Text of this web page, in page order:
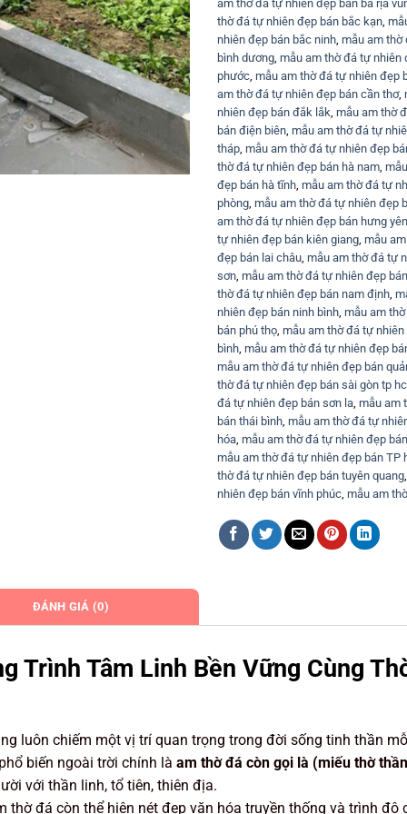
am thờ đá tự nhiên đẹp bán bà rịa
thờ đá tự nhiên đẹp bán bắc kạn
nhiên đẹp bán bắc ninh mẫu am thờ
bình dương mẫu am thờ đá tự nhiên
phước mẫu am thờ đá tự nhiên đẹp
am thờ đá tự nhiên đẹp bán cần thơ,
nhiên đẹp bán đắk lắk mẫu am thờ
bán điện biên mẫu am thờ đá tự
tháp mẫu am thờ đá tự nhiên đẹp
thờ đá tự nhiên đẹp bán hà nam
đẹp bán hà tĩnh mẫu am thờ đá tự
phòng mẫu am thờ đá tự nhiên đẹp
am thờ đá tự nhiên đẹp bán hưng yên
tự nhiên đẹp bán kiên giang mẫu
đẹp bán lai châu mẫu am thờ đá tự
sơn mẫu am thờ đá tự nhiên đẹp
thờ đá tự nhiên đẹp bán nam định
nhiên đẹp bán ninh bình mẫu am
bán phú thọ mẫu am thờ đá tự nhiên
bình mẫu am thờ đá tự nhiên đẹp
mẫu am thờ đá tự nhiên đẹp bán
thờ đá tự nhiên đẹp bán sài gòn tp
đá tự nhiên đẹp bán sơn la mẫu am
bán thái bình mẫu am thờ đá tự
hóa mẫu am thờ đá tự nhiên đẹp
mẫu am thờ đá tự nhiên đẹp bán TP
thờ đá tự nhiên đẹp bán tuyên quang
nhiên đẹp bán vĩnh phúc mẫu am
ĐÁNH GIÁ (0)
Trình Tâm Linh Bền Vững Cùng
luôn chiếm một vị trí quan trọng trong đời sống tinh thần
biến ngoài trời chính là am thờ đá còn gọi là (miếu thờ thần
với thần linh, tổ tiên, thiên địa.
thờ đá còn thể hiện nét đẹp văn hóa truyền thống và trình độ